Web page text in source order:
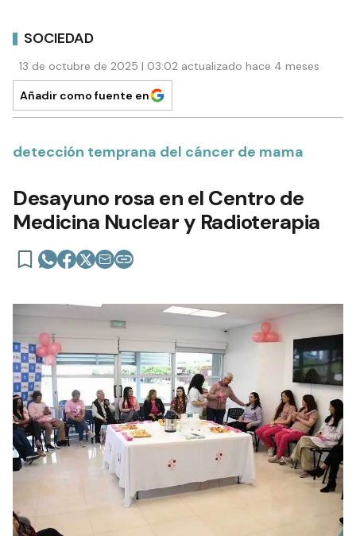
SOCIEDAD
13 de octubre de 2025 | 03:02 actualizado hace 4 meses
Añadir como fuente en
detección temprana del cáncer de mama
Desayuno rosa en el Centro de
Medicina Nuclear y Radioterapia